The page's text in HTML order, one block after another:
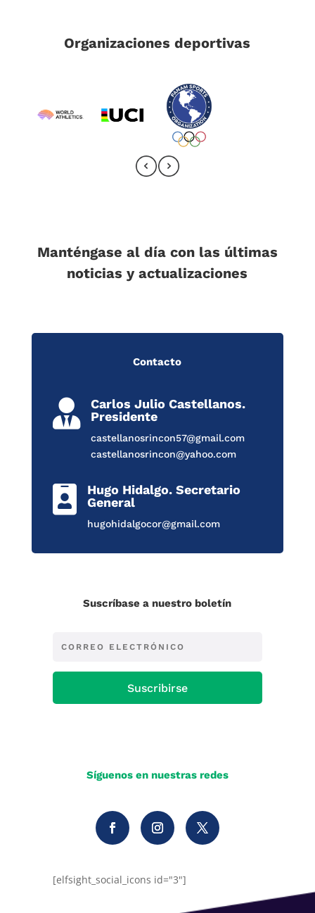
Organizaciones deportivas
Manténgase al día con las últimas
noticias y actualizaciones
Contacto

Carlos Julio Castellanos.
Presidente
castellanosrincon57@gmail.com
castellanosrincon@yahoo.com

Hugo Hidalgo. Secretario
General
hugohidalgocor@gmail.com
Suscríbase a nuestro boletín
Suscribirse
Síguenos en nuestras redes
[elfsight_social_icons id="3"]